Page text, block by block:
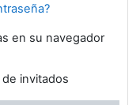
en su navegador
invitados